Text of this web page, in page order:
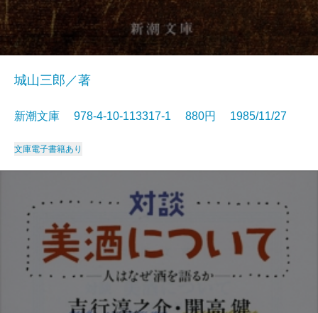
城山三郎／著
新潮文庫 978-4-10-113317-1 880円 1985/11/27
文庫電子書籍あり